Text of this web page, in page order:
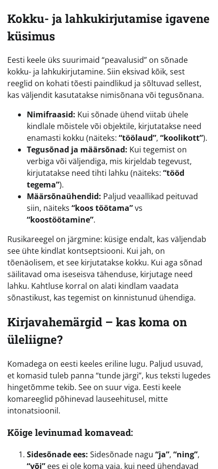
Kokku- ja lahkukirjutamise igavene
küsimus
Eesti keele üks suurimaid “peavalusid” on sõnade
kokku- ja lahkukirjutamine. Siin eksivad kõik, sest
reeglid on kohati tõesti paindlikud ja sõltuvad sellest,
kas väljendit kasutatakse nimisõnana või tegusõnana.
Nimifraasid: Kui sõnade ühend viitab ühele
kindlale mõistele või objektile, kirjutatakse need
enamasti kokku (näiteks: “töölaud”, “koolikott”).
Tegusõnad ja määrsõnad: Kui tegemist on
verbiga või väljendiga, mis kirjeldab tegevust,
kirjutatakse need tihti lahku (näiteks: “tööd
tegema”).
Määrsõnaühendid: Paljud veaallikad peituvad
siin, näiteks “koos töötama”vs
“koostöötamine”.
Rusikareegel on järgmine: küsige endalt, kas väljendab
see ühte kindlat kontseptsiooni. Kui jah, on
tõenäolisem, et see kirjutatakse kokku. Kui aga sõnad
säilitavad oma iseseisva tähenduse, kirjutage need
lahku. Kahtluse korral on alati kindlam vaadata
sõnastikust, kas tegemist on kinnistunud ühendiga.
Kirjavahemärgid – kas koma on
üleliigne?
Komadega on eesti keeles eriline lugu. Paljud usuvad,
et komasid tuleb panna “tunde järgi”, kus teksti lugedes
hingetõmme tekib. See on suur viga. Eesti keele
komareeglid põhinevad lauseehitusel, mitte
intonatsioonil.
Kõige levinumad komavead:
Sidesõnade ees: Sidesõnade nagu “ja”, “ning”,
“või” ees ei ole koma vaja, kui need ühendavad